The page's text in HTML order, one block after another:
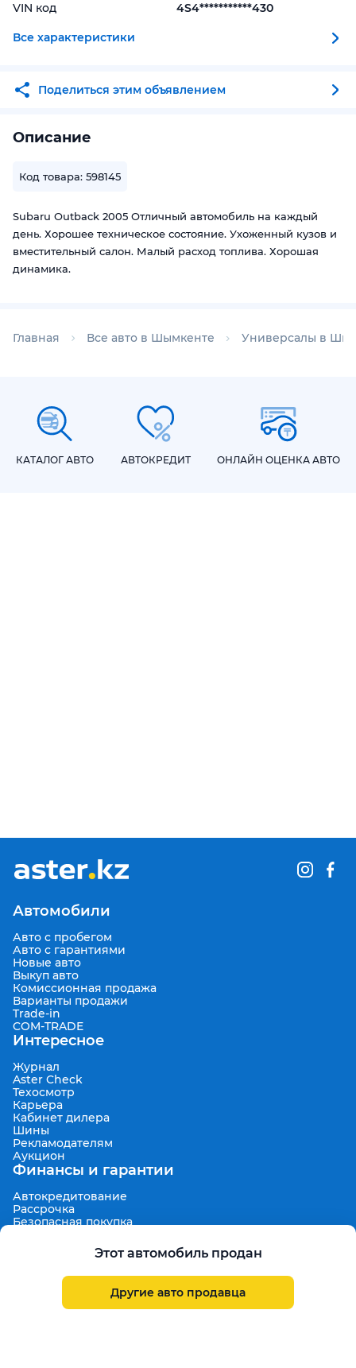
Этот автомобиль продан
Другие авто продавца
VIN код
4S4***********430
Все характеристики
Поделиться этим объявлением
Описание
Код товара: 598145
Subaru Outback 2005 Отличный автомобиль на каждый
день. Хорошее техническое состояние. Ухоженный кузов и
вместительный салон. Малый расход топлива. Хорошая
динамика.
Главная Все авто в Шымкенте Универсалы в
КАТАЛОГ АВТО АВТОКРЕДИТ ОНЛАЙН ОЦЕНКА АВТО
Автомобили
Авто с пробегом
Авто с гарантиями
Новые авто
Выкуп авто
Комиссионная продажа
Варианты продажи
Trade-in
COM-TRADE
Интересное
Журнал
Aster Check
Техосмотр
Карьера
Кабинет дилера
Шины
Рекламодателям
Аукцион
Финансы и гарантии
Автокредитование
Рассрочка
Безопасная покупка
Техническая гарантия 30 дней
Продленная гарантия
Гарантированная цена выкупа
Aster Finance
Поддержка